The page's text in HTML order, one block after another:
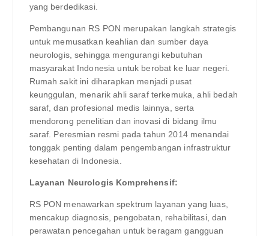
yang berdedikasi.
Pembangunan RS PON merupakan langkah strategis
untuk memusatkan keahlian dan sumber daya
neurologis, sehingga mengurangi kebutuhan
masyarakat Indonesia untuk berobat ke luar negeri.
Rumah sakit ini diharapkan menjadi pusat
keunggulan, menarik ahli saraf terkemuka, ahli bedah
saraf, dan profesional medis lainnya, serta
mendorong penelitian dan inovasi di bidang ilmu
saraf. Peresmian resmi pada tahun 2014 menandai
tonggak penting dalam pengembangan infrastruktur
kesehatan di Indonesia.
Layanan Neurologis Komprehensif:
RS PON menawarkan spektrum layanan yang luas,
mencakup diagnosis, pengobatan, rehabilitasi, dan
perawatan pencegahan untuk beragam gangguan